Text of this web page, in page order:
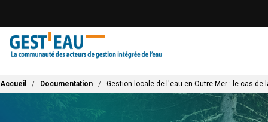
contenu
principal
Fil d'Ariane
Accueil Documentation Gestion locale de l'eau en Outre-Mer : le cas de